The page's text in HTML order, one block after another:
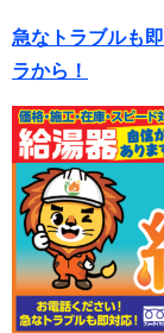
急なトラブルも即
ラから！